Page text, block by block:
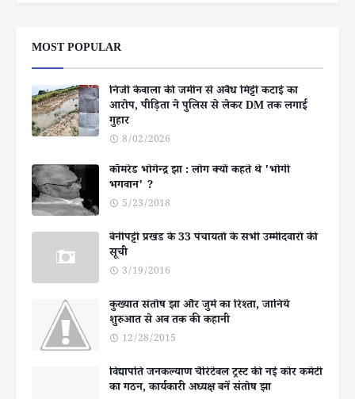
MOST POPULAR
निजी केवाला की जमीन से अवैध मिट्टी कटाई का
आरोप, पीड़िता ने पुलिस से लेकर DM तक लगाई
गुहार
8/02/2026
कॉमरेड भोगेन्द्र झा : लोग क्यों कहते थे 'भोगी
भगवान' ?
5/23/2018
बेनीपट्टी प्रखंड के 33 पंचायतों के सभी उम्मीदवारों की
सूची
3/19/2016
कुख्यात संतोष झा और जुर्म का रिश्ता, जानिये
शुरुआत से अब तक की कहानी
12/28/2015
विद्यापति जनकल्याण चैरिटेबल ट्रस्ट की नई कोर कमेटी
का गठन, कार्यकारी अध्यक्ष बनें संतोष झा